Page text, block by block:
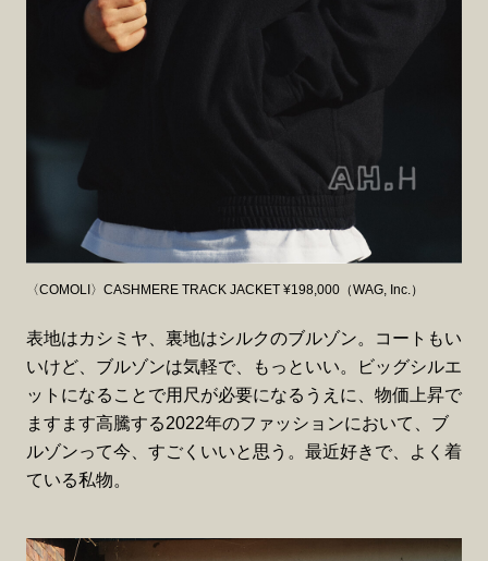
〈COMOLI〉CASHMERE TRACK JACKET ¥198,000（WAG, Inc.）
表地はカシミヤ、裏地はシルクのブルゾン。コートもい
いけど、ブルゾンは気軽で、もっといい。ビッグシルエ
ットになることで用尺が必要になるうえに、物価上昇で
ますます高騰する2022年のファッションにおいて、ブ
ルゾンって今、すごくいいと思う。最近好きで、よく着
ている私物。